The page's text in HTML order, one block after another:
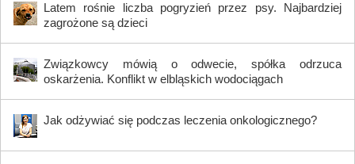
Latem rośnie liczba pogryzień przez psy. Najbardziej
zagrożone są dzieci
Związkowcy mówią o odwecie, spółka odrzuca
oskarżenia. Konflikt w elbląskich wodociągach
Jak odżywiać się podczas leczenia onkologicznego?